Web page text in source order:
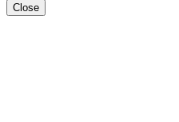
Close